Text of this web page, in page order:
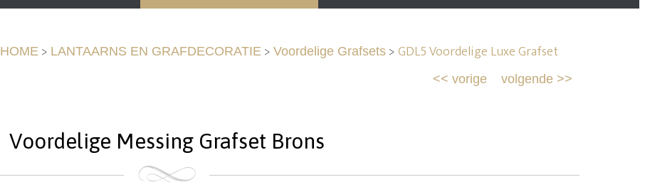
HOME > LANTAARNS EN GRAFDECORATIE > Voordelige Grafsets >GDL5 Voordelige Luxe Grafset
volgende >>
<< vorige
Voordelige Messing Grafset Brons